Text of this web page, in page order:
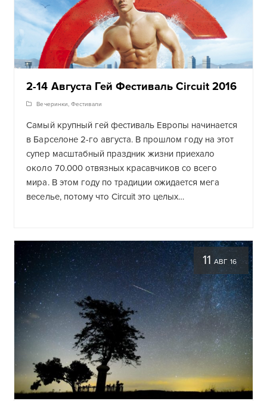
2-14 Августа Гей Фестиваль Circuit 2016
Вечеринки, Фестивали
Самый крупный гей фестиваль Европы начинается
в Барселоне 2-го августа. В прошлом году на этот
супер масштабный праздник жизни приехало
около 70.000 отвязных красавчиков со всего
мира. В этом году по традиции ожидается мега
веселье, потому что Circuit это целых…
11АВГ 16